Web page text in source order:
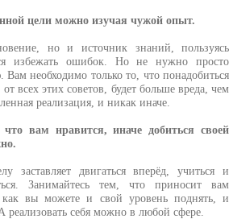
цели можно изучая чужой опыт.
но и источник знаний, пользуясь
избежать ошибок. Но не нужно просто
необходимо только то, что понадобиться
всех этих советов, будет больше вреда, чем
реализация, и никак иначе.
вам нравится, иначе добиться своей
заставляет двигаться вперёд, учиться и
Занимайтесь тем, что приносит вам
как вы можете и свой уровень поднять, и
реализовать себя можно в любой сфере.